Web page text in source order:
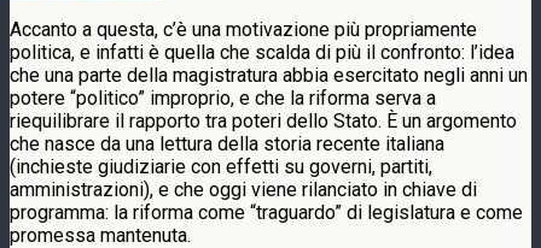
Accanto a questa, c’è una motivazione più propriamente
politica, e infatti è quella che scalda di più il confronto: l’idea
che una parte della magistratura abbia esercitato negli anni un
potere “politico” improprio, e che la riforma serva a
riequilibrare il rapporto tra poteri dello Stato. È un argomento
che nasce da una lettura della storia recente italiana
(inchieste giudiziarie con effetti su governi, partiti,
amministrazioni), e che oggi viene rilanciato in chiave di
programma: la riforma come “traguardo” di legislatura e come
promessa mantenuta.